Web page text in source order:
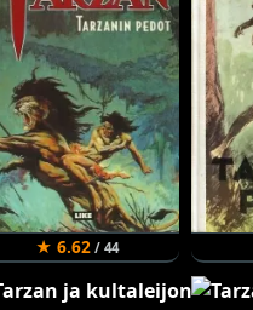
★ 6.62/ 44